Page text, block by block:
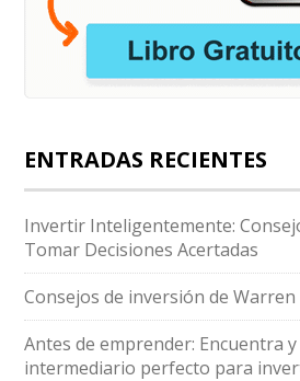
ENTRADAS RECIENTES
Invertir Inteligentemente:
Tomar Decisiones Acertadas
Consejos de inversión de
Antes de emprender: Encuentra
intermediario perfecto para